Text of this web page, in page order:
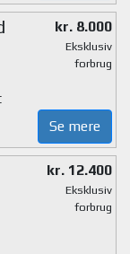
kr. 8.000
Eksklusiv
forbrug
Se mere
kr. 12.400
Eksklusiv
forbrug